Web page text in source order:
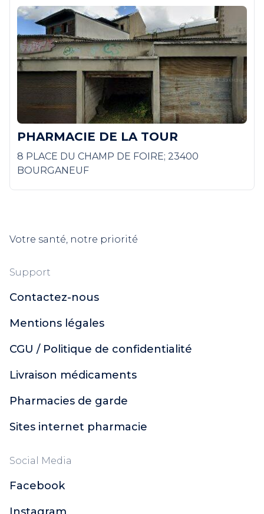
PHARMACIE DE LA TOUR
8 PLACE DU CHAMP DE FOIRE; 23400
BOURGANEUF
Votre santé, notre priorité
Support
Contactez-nous
Mentions légales
CGU / Politique de confidentialité
Livraison médicaments
Pharmacies de garde
Sites internet pharmacie
Social Media
Facebook